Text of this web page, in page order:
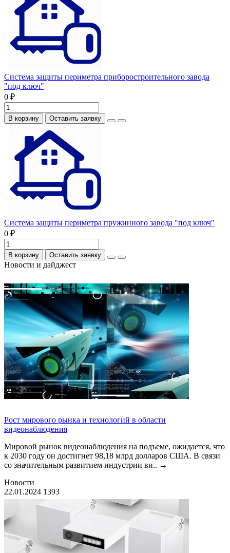
Система защиты периметра приборостроительного завода
"под ключ"
0 ₽
В корзину Оставить заявку
Система защиты периметра пружинного завода "под ключ"
0 ₽
В корзину Оставить заявку
Новости и дайджест
Рост мирового рынка и технологий в области
видеонаблюдения
Мировой рынок видеонаблюдения на подъеме, ожидается, что
к 2030 году он достигнет 98,18 млрд долларов США. В связи
со значительным развитием индустрии ви.. →
Новости
22.01.2024 1393